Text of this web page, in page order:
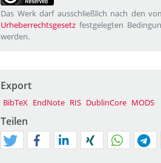
Das Werk darf ausschließlich nach den
Urheberrechtsgesetz festgelegten
werden.
Export
BibTeX EndNote RIS DublinCore MODS
Teilen